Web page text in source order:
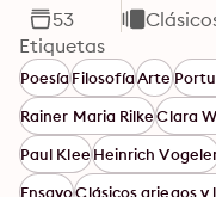
53
Etiquetas
PoesíaFilosofíaArte
Rainer Maria RilkeClara
Paul KleeHeinrich
EnsayoClásicos griegos y